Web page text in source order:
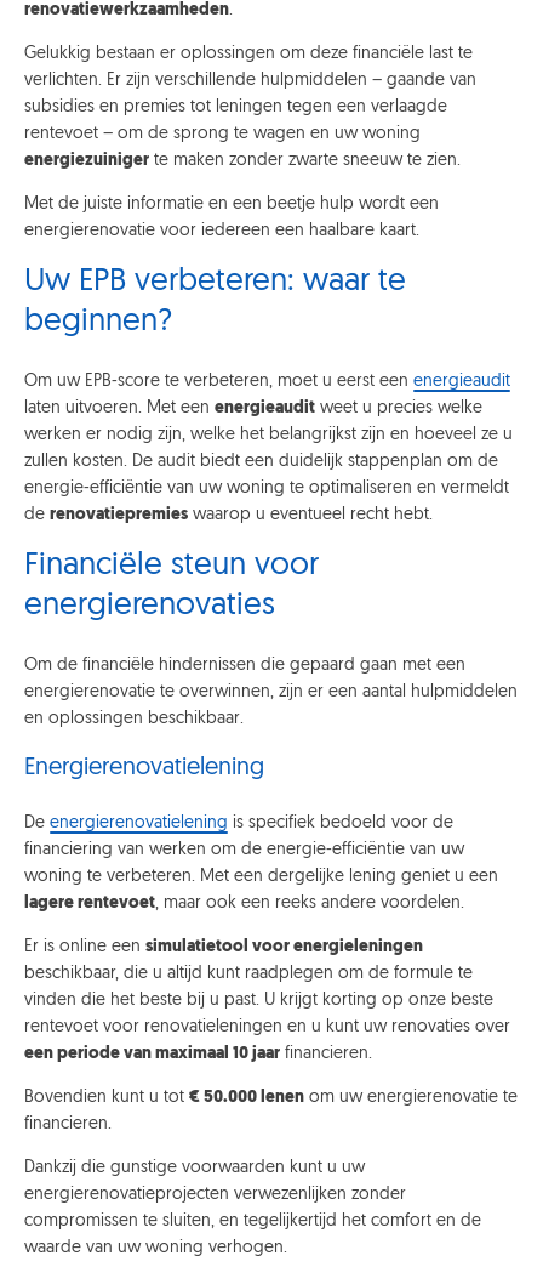
renovatiewerkzaamheden.
Gelukkig bestaan er oplossingen om deze financiële last te
verlichten. Er zijn verschillende hulpmiddelen – gaande van
subsidies en premies tot leningen tegen een verlaagde
rentevoet – om de sprong te wagen en uw woning
energiezuiniger te maken zonder zwarte sneeuw te zien.
Met de juiste informatie en een beetje hulp wordt een
energierenovatie voor iedereen een haalbare kaart.
Uw EPB verbeteren: waar te
beginnen?
Om uw EPB-score te verbeteren, moet u eerst een energieaudit
laten uitvoeren. Met een energieaudit weet u precies welke
werken er nodig zijn, welke het belangrijkst zijn en hoeveel ze u
zullen kosten. De audit biedt een duidelijk stappenplan om de
energie-efficiëntie van uw woning te optimaliseren en vermeldt
de renovatiepremies waarop u eventueel recht hebt.
Financiële steun voor
energierenovaties
Om de financiële hindernissen die gepaard gaan met een
energierenovatie te overwinnen, zijn er een aantal hulpmiddelen
en oplossingen beschikbaar.
Energierenovatielening
De energierenovatielening is specifiek bedoeld voor de
financiering van werken om de energie-efficiëntie van uw
woning te verbeteren. Met een dergelijke lening geniet u een
lagere rentevoet, maar ook een reeks andere voordelen.
Er is online een simulatietool voor energieleningen
beschikbaar, die u altijd kunt raadplegen om de formule te
vinden die het beste bij u past. U krijgt korting op onze beste
rentevoet voor renovatieleningen en u kunt uw renovaties over
een periode van maximaal 10 jaar financieren.
Bovendien kunt u tot € 50.000 lenen om uw energierenovatie te
financieren.
Dankzij die gunstige voorwaarden kunt u uw
energierenovatieprojecten verwezenlijken zonder
compromissen te sluiten, en tegelijkertijd het comfort en de
waarde van uw woning verhogen.